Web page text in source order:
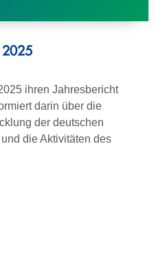
2025
ihren Jahresbericht
darin über die
der deutschen
die Aktivitäten des